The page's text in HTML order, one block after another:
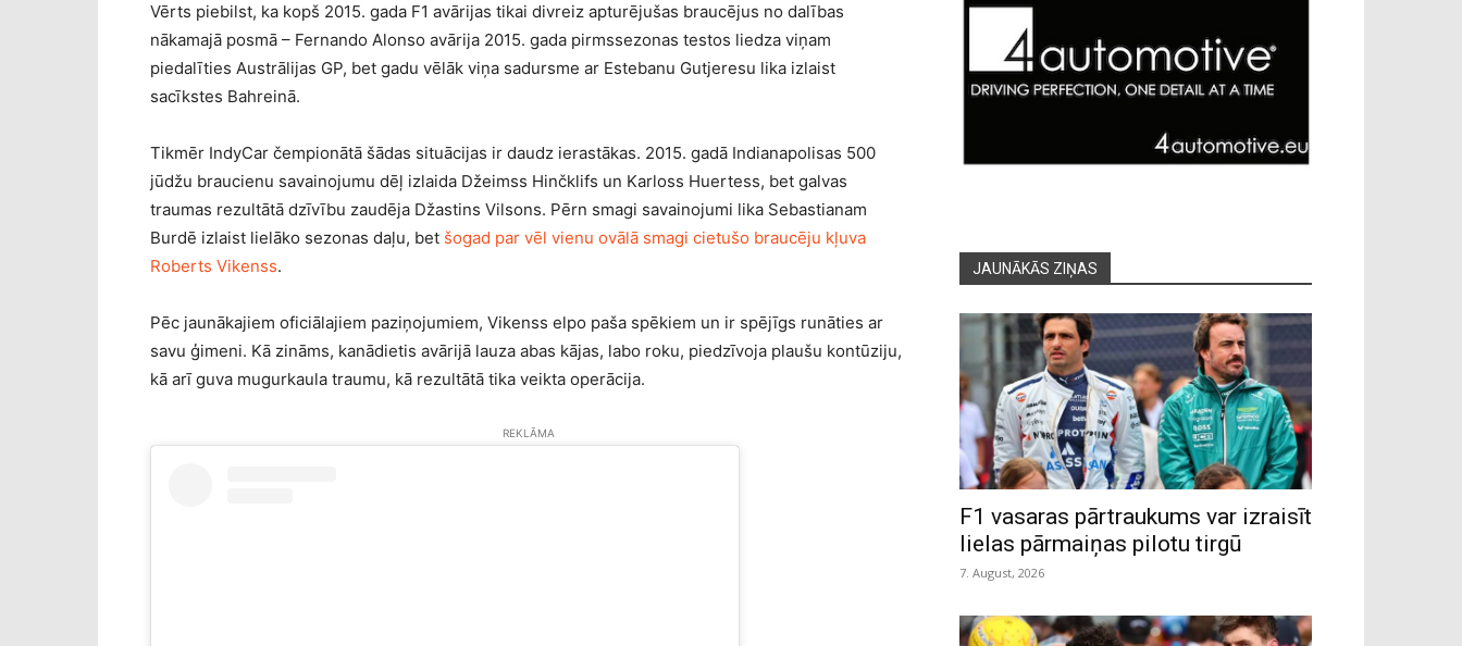
Vērts piebilst, ka kopš 2015. gada F1 avārijas tikai divreiz apturējušas braucējus no dalības
nākamajā posmā – Fernando Alonso avārija 2015. gada pirmssezonas testos liedza viņam
piedalīties Austrālijas GP, bet gadu vēlāk viņa sadursme ar Estebanu Gutjeresu lika izlaist
sacīkstes Bahreinā.
Tikmēr IndyCar čempionātā šādas situācijas ir daudz ierastākas. 2015. gadā Indianapolisas 500
jūdžu braucienu savainojumu dēļ izlaida Džeimss Hinčklifs un Karloss Huertess, bet galvas
traumas rezultātā dzīvību zaudēja Džastins Vilsons. Pērn smagi savainojumi lika Sebastianam
Burdē izlaist lielāko sezonas daļu, bet šogad par vēl vienu ovālā smagi cietušo braucēju kļuva
Roberts Vikenss.
Pēc jaunākajiem oficiālajiem paziņojumiem, Vikenss elpo paša spēkiem un ir spējīgs runāties ar
savu ģimeni. Kā zināms, kanādietis avārijā lauza abas kājas, labo roku, piedzīvoja plaušu kontūziju,
kā arī guva mugurkaula traumu, kā rezultātā tika veikta operācija.
REKLĀMA
JAUNĀKĀS ZIŅAS
F1 vasaras pārtraukums var izraisīt
lielas pārmaiņas pilotu tirgū
7. August, 2026